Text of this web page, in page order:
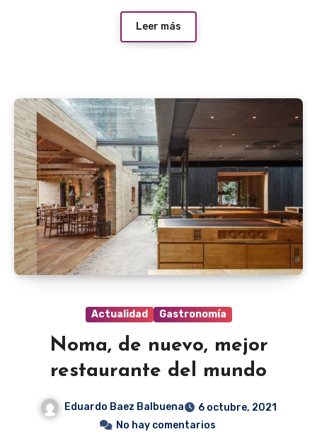
Leer más
Actualidad Gastronomía
Noma, de nuevo, mejor
restaurante del mundo
Eduardo Baez Balbuena
6 octubre, 2021
No hay comentarios